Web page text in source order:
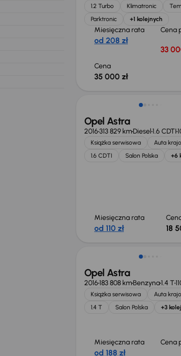
1.2 Turbo Klimatronic
Parktronic
+1 kolejnych
Miesięczna rata
od 208 zł
Cena
33
Cena
35 000 zł
Taniej o 1 000 zł
Opel Astra
2016313 829 kmDiesel1.6 CDTI
Książka serwisowa
Auta
1.6 CDTI
Salon Polska +6
Miesięczna rata
od 110 zł 18
Opel Astra
2016183 808 kmBenzyna1.4 T
Książka serwisowa
Auta
1.4 T
Salon Polska +3
Miesięczna rata
od 188 zł
Cena